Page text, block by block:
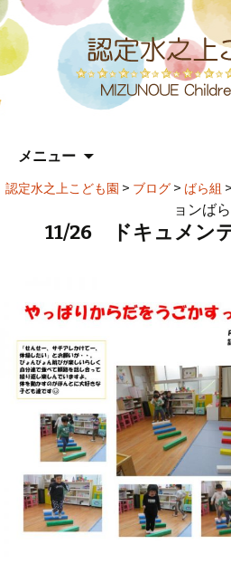
メニュー
テ
プ
認定水之上こども園 > ブログ> ばら組 >
ョンばら
11/26 ドキュメン